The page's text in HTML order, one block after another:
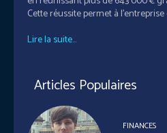
Cette réussite permet à l'entreprise
Lire la suite...
Articles Populaires
FINANCES